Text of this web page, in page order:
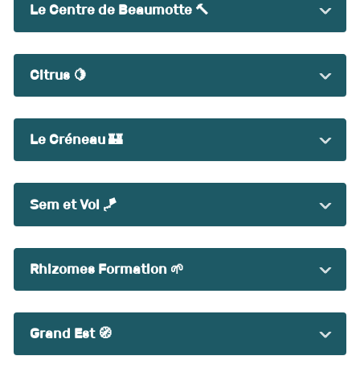
Le Centre de Beaumotte 🔨
Citrus 🍋
Le Créneau 🏰
Sem et Vol 🪁
Rhizomes Formation 🌱
Grand Est 🧭